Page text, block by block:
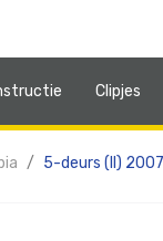
Clipjes
5-deurs (II)